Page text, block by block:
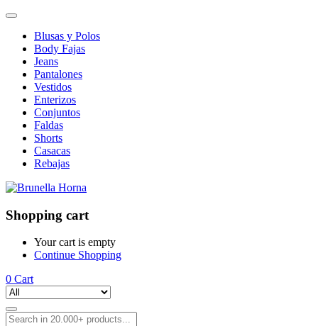
Blusas y Polos
Body Fajas
Jeans
Pantalones
Vestidos
Enterizos
Conjuntos
Faldas
Shorts
Casacas
Rebajas
Shopping cart
Your cart is empty
Continue Shopping
0 Cart